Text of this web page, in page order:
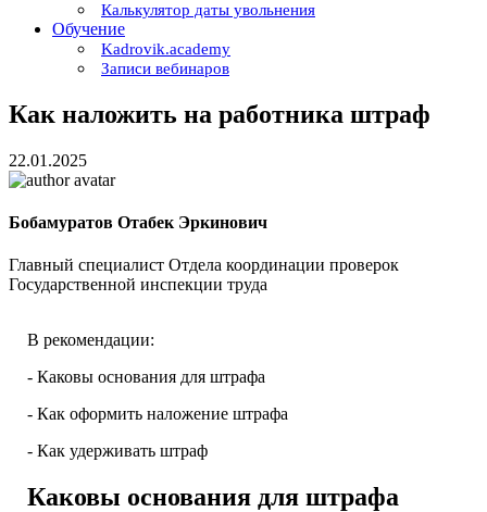
Калькулятор даты увольнения
Обучение
Kadrovik.academy
Записи вебинаров
Как наложить на работника штраф
22.01.2025
Бобамуратов Отабек Эркинович
Главный специалист Отдела координации проверок
Государственной инспекции труда
В рекомендации:
- Каковы основания для штрафа
- Как оформить наложение штрафа
- Как удерживать штраф
Каковы основания для штрафа